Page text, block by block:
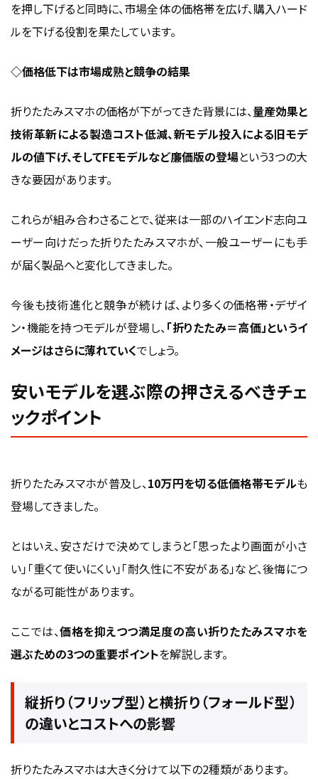
を押し下げると同時に、市場全体の価格帯を広げ、購入ハード
ルを下げる役割を果たしています。
◇価格低下は市場成熟と競争の結果
折りたたみスマホの価格が下がってきた背景には、量産効果と
技術革新による製造コスト低減、新モデル投入による旧モデ
ルの値下げ、そしてFEモデルなど廉価版の登場という3つの大
きな要因があります。
これらが組み合わさることで、従来は一部のハイエンド志向ユ
ーザー向けだった折りたたみスマホが、一般ユーザーにも手
が届く製品へと変化してきました。
今後も技術進化と競争が続けば、より多くの価格帯・デザイ
ン・機能を持つモデルが登場し、「折りたたみ＝高価」というイ
メージはさらに薄れていくでしょう。
安いモデルを選ぶ際の押さえるべきチェ
ックポイント
折りたたみスマホが普及し、10万円を切る低価格帯モデルも
登場してきました。
とはいえ、安さだけで決めてしまうと「思ったより画面が小さ
い」「重くて使いにくい」「耐久性に不安がある」など、後悔につ
ながる可能性があります。
ここでは、価格を抑えつつ満足度の高い折りたたみスマホを
選ぶための3つの重要ポイントを解説します。
縦折り（フリップ型）と横折り（フォールド型）
の違いとコストへの影響
折りたたみスマホは大きく分けて以下の2種類があります。